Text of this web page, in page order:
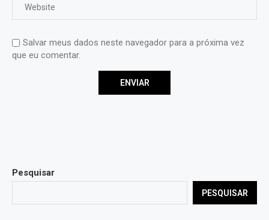
Salvar meus dados neste navegador para a próxima vez
que eu comentar.
Pesquisar
PESQUISAR